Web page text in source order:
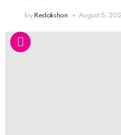
by Redakshon August 5,